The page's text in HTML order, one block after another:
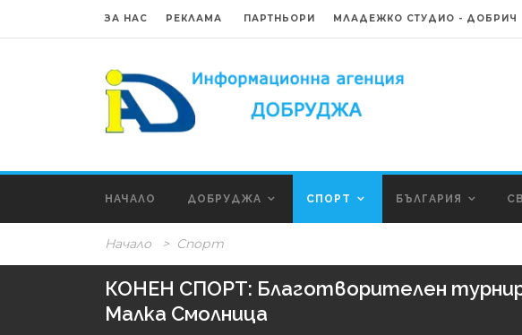
ЗА НАС РЕКЛАМА ПАРТНЬОРИ МЛАДЕЖКО СТУДИО - ДОБРИЧ
НАЧАЛО ДОБРУДЖА СПОРТ БЪЛГАРИЯ
Начало > Спорт
КОНЕН СПОРТ: Благотворителен
Малка Смолница